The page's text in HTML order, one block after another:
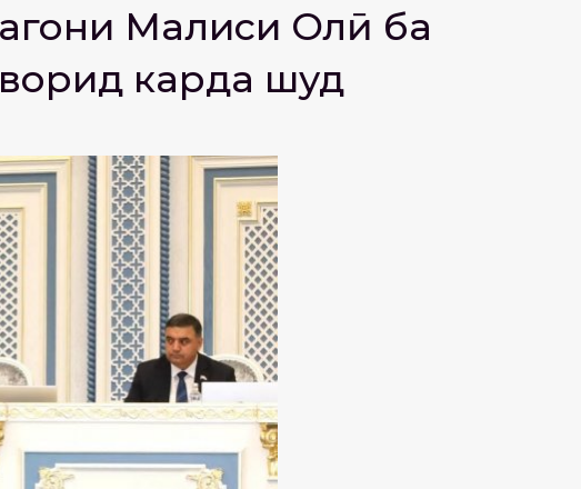
Маҷлиси Олӣ ба
карда шуд